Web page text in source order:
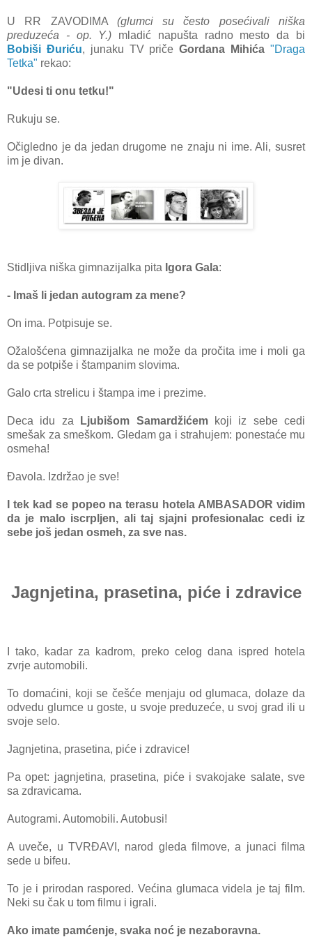
U RR ZAVODIMA (glumci su često posećivali niška
preduzeća - op. Y.) mladić napušta radno mesto da bi
Bobiši Đuriću, junaku TV pričeGordana Mihića "Draga
Tetka" rekao:
"Udesi ti onu tetku!"
Rukuju se.
Očigledno je da jedan drugome ne znaju ni ime. Ali, susret
im je divan.
Stidljiva niška gimnazijalka pita Igora Gala:
- Imaš li jedan autogram za mene?
On ima. Potpisuje se.
Ožalošćena gimnazijalka ne može da pročita ime i moli ga
da se potpiše i štampanim slovima.
Galo crta strelicu i štampa ime i prezime.
Deca idu za Ljubišom Samardžićemkoji iz sebe cedi
smešak za smeškom. Gledam ga i strahujem: ponestaće mu
osmeha!
Đavola. Izdržao je sve!
I tek kad se popeo na terasu hotela AMBASADOR vidim
da je malo iscrpljen, ali taj sjajni profesionalac cedi iz
sebe još jedan osmeh, za sve nas.
Jagnjetina, prasetina, piće i zdravice
I tako, kadar za kadrom, preko celog dana ispred hotela
zvrje automobili.
To domaćini, koji se češće menjaju od glumaca, dolaze da
odvedu glumce u goste, u svoje preduzeće, u svoj grad ili u
svoje selo.
Jagnjetina, prasetina, piće i zdravice!
Pa opet: jagnjetina, prasetina, piće i svakojake salate, sve
sa zdravicama.
Autogrami. Automobili. Autobusi!
A uveče, u TVRĐAVI, narod gleda filmove, a junaci filma
sede u bifeu.
To je i prirodan raspored. Većina glumaca videla je taj film.
Neki su čak u tom filmu i igrali.
Ako imate pamćenje, svaka noć je nezaboravna.